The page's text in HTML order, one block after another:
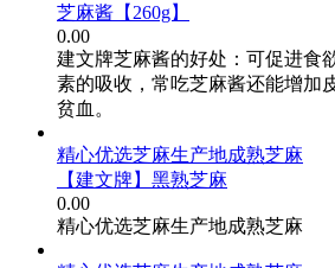
芝麻酱【260g】
0.00
建文牌芝麻酱的好处：可促进食
素的吸收，常吃芝麻酱还能增加
贫血。
精心优选芝麻生产地成熟芝麻
【建文牌】黑熟芝麻
0.00
精心优选芝麻生产地成熟芝麻